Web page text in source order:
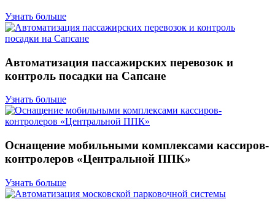
Узнать больше
Автоматизация пассажирских перевозок и
контроль посадки на Сапсане
Узнать больше
Оснащение мобильными комплексами кассиров-
контролеров «Центральной ППК»
Узнать больше